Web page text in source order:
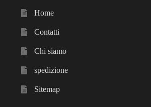
Home
Contatti
Chi siamo
spedizione
Sitemap